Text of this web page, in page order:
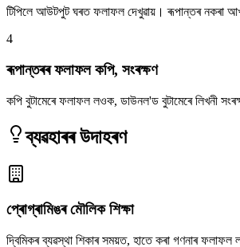
টিপিলে আউটপুট ঘৰত ফলাফল দেখুৱায়। ৰূপান্তৰ নকৰা
4
ৰূপান্তৰৰ ফলাফল কপি, সংৰক্ষণ
কপি বুটামেৰে ফলাফল লওক, ডাউনল'ড বুটামেৰে লিখনী
ব্যৱহাৰৰ উদাহৰণ
প্ৰোগ্ৰামিঙৰ মৌলিক শিক্ষা
দ্বিমিকৰ ব্যৱস্থা শিকাৰ সময়ত, হাতে কৰা গণনাৰ ফলাফল